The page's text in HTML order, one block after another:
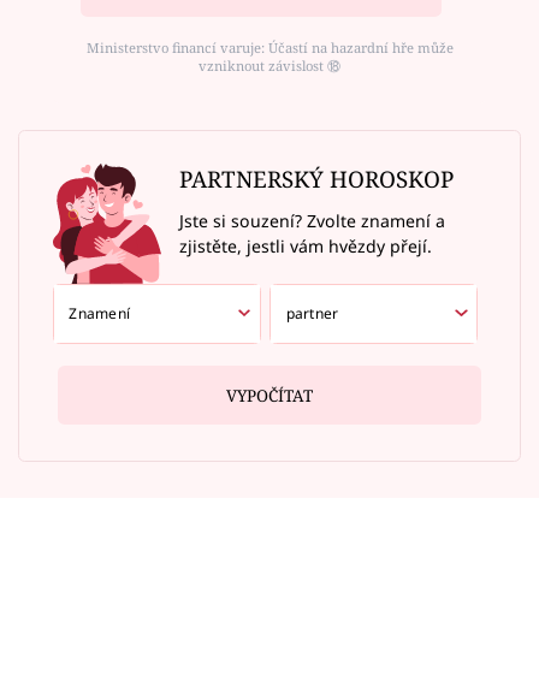
Ministerstvo financí varuje: Účastí na hazardní hře může
vzniknout závislost ⑱
PARTNERSKÝ HOROSKOP
Jste si souzení? Zvolte znamení a
zjistěte, jestli vám hvězdy přejí.
VYPOČÍTAT